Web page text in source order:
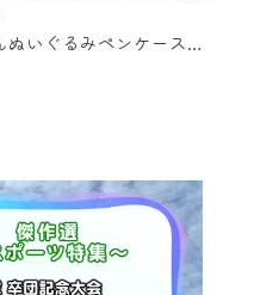
〇新商品 販売開始！いなりんぬいぐるみペンケース 〇足立歌謡 歌謡発表会 〇桜ヶ丘ミュージアム美術展 〇総合保健センター OPEN